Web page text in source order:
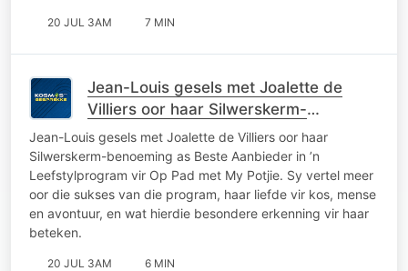
20 JUL 3AM 7 MIN
Jean-Louis gesels met Joalette de
Villiers oor haar Silwerskerm-
benoeming
Jean-Louis gesels met Joalette de Villiers oor haar
Silwerskerm-benoeming as Beste Aanbieder in ’n
Leefstylprogram vir Op Pad met My Potjie. Sy vertel meer
oor die sukses van die program, haar liefde vir kos, mense
en avontuur, en wat hierdie besondere erkenning vir haar
beteken.
20 JUL 3AM 6 MIN